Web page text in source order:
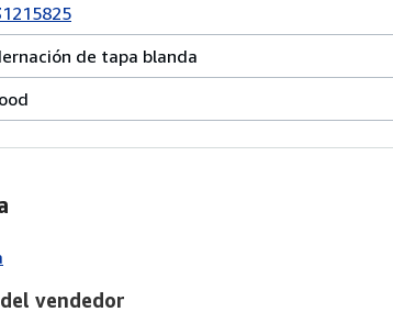
de tapa blanda
vendedor